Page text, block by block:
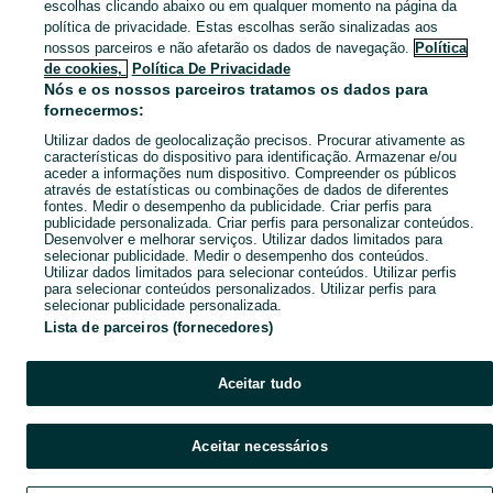
escolhas clicando abaixo ou em qualquer momento na página da
política de privacidade. Estas escolhas serão sinalizadas aos
nossos parceiros e não afetarão os dados de navegação. Política
de cookies,
Política De Privacidade
Nós e os nossos parceiros tratamos os dados para
fornecermos:
Utilizar dados de geolocalização precisos. Procurar ativamente as
características do dispositivo para identificação. Armazenar e/ou
aceder a informações num dispositivo. Compreender os públicos
através de estatísticas ou combinações de dados de diferentes
fontes. Medir o desempenho da publicidade. Criar perfis para
publicidade personalizada. Criar perfis para personalizar conteúdos.
Desenvolver e melhorar serviços. Utilizar dados limitados para
selecionar publicidade. Medir o desempenho dos conteúdos.
Utilizar dados limitados para selecionar conteúdos. Utilizar perfis
para selecionar conteúdos personalizados. Utilizar perfis para
selecionar publicidade personalizada.
Lista de parceiros (fornecedores)
Aceitar tudo
Aceitar necessários